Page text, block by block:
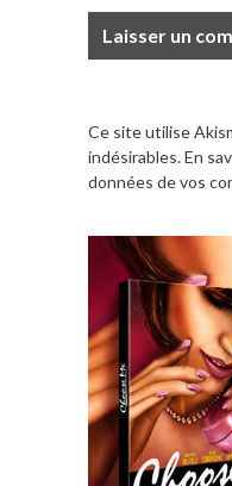
Ce site utilise
indésirables.En
données de vos